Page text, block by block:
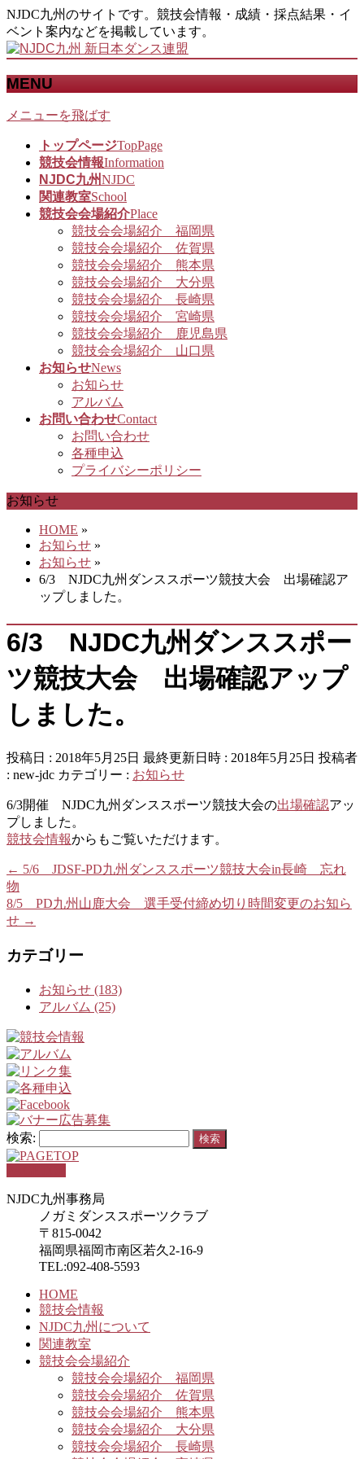
NJDC九州のサイトです。競技会情報・成績・採点結果・イ
ベント案内などを掲載しています。
MENU
メニューを飛ばす
トップページTopPage
競技会情報Information
NJDC九州NJDC
関連教室School
競技会会場紹介Place
競技会会場紹介 福岡県
競技会会場紹介 佐賀県
競技会会場紹介 熊本県
競技会会場紹介 大分県
競技会会場紹介 長崎県
競技会会場紹介 宮崎県
競技会会場紹介 鹿児島県
競技会会場紹介 山口県
お知らせNews
お知らせ
アルバム
お問い合わせContact
お問い合わせ
各種申込
プライバシーポリシー
お知らせ
HOME »
お知らせ »
お知らせ »
6/3 NJDC九州ダンススポーツ競技大会 出場確認ア
ップしました。
6/3 NJDC九州ダンススポー
ツ競技大会 出場確認アップ
しました。
投稿日 : 2018年5月25日 最終更新日時 : 2018年5月25日 投稿者
: new-jdc カテゴリー : お知らせ
6/3開催 NJDC九州ダンススポーツ競技大会の出場確認アッ
プしました。
競技会情報からもご覧いただけます。
← 5/6 JDSF-PD九州ダンススポーツ競技大会in長崎 忘れ
物
8/5 PD九州山鹿大会 選手受付締め切り時間変更のお知ら
せ →
カテゴリー
お知らせ (183)
アルバム (25)
検索:
NJDC九州事務局
ノガミダンススポーツクラブ
〒815-0042
福岡県福岡市南区若久2-16-9
TEL:092-408-5593
HOME
競技会情報
NJDC九州について
関連教室
競技会会場紹介
競技会会場紹介 福岡県
競技会会場紹介 佐賀県
競技会会場紹介 熊本県
競技会会場紹介 大分県
競技会会場紹介 長崎県